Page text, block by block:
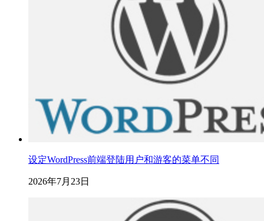
设定WordPress前端登陆用户和游客的菜单不同
2026年7月23日